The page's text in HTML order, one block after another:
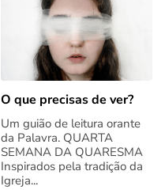
O que precisas de ver?
Um guião de leitura orante
da Palavra. QUARTA
SEMANA DA QUARESMA
Inspirados pela tradição da
Igreja...